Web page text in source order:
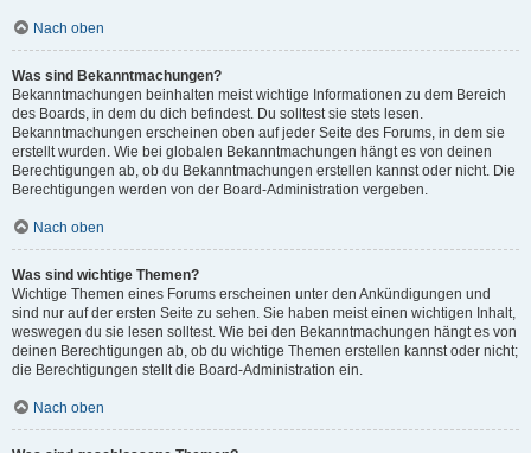
Nach oben
Was sind Bekanntmachungen?
Bekanntmachungen beinhalten meist wichtige Informationen zu dem Bereich
des Boards, in dem du dich befindest. Du solltest sie stets lesen.
Bekanntmachungen erscheinen oben auf jeder Seite des Forums, in dem sie
erstellt wurden. Wie bei globalen Bekanntmachungen hängt es von deinen
Berechtigungen ab, ob du Bekanntmachungen erstellen kannst oder nicht. Die
Berechtigungen werden von der Board-Administration vergeben.
Nach oben
Was sind wichtige Themen?
Wichtige Themen eines Forums erscheinen unter den Ankündigungen und
sind nur auf der ersten Seite zu sehen. Sie haben meist einen wichtigen Inhalt,
weswegen du sie lesen solltest. Wie bei den Bekanntmachungen hängt es von
deinen Berechtigungen ab, ob du wichtige Themen erstellen kannst oder nicht;
die Berechtigungen stellt die Board-Administration ein.
Nach oben